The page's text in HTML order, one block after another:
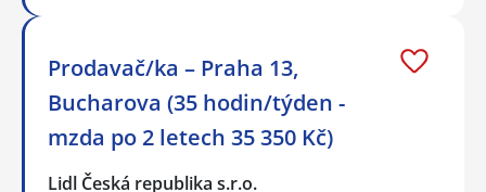
Prodavač/ka – Praha 13,
Bucharova (35 hodin/týden -
mzda po 2 letech 35 350 Kč)
Lidl Česká republika s.r.o.